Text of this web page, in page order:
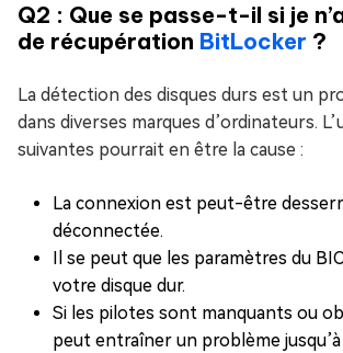
Q2 : Que se passe-t-il si je
de récupération BitLocker ?
La détection des disques durs est un
dans diverses marques d’ordinateurs.
suivantes pourrait en être la cause :
La connexion est peut-être
déconnectée.
Il se peut que les paramètres du
votre disque dur.
Si les pilotes sont manquants ou
peut entraîner un problème